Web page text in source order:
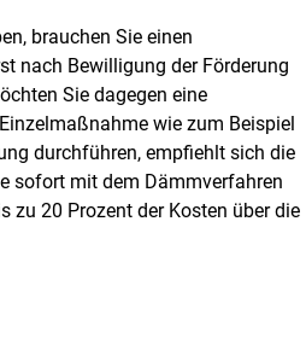
brauchen Sie einen
nach Bewilligung der Förderung
Sie dagegen eine
wie zum Beispiel
durchführen, empfiehlt sich die
sofort mit dem Dämmverfahren
zu 20 Prozent der Kosten über die